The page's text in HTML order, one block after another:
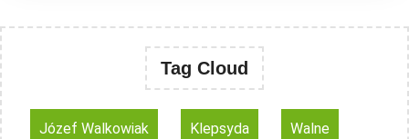
Tag Cloud
Józef Walkowiak Klepsyda Walne